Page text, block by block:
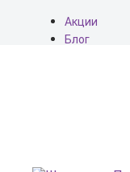
Акции
Блог